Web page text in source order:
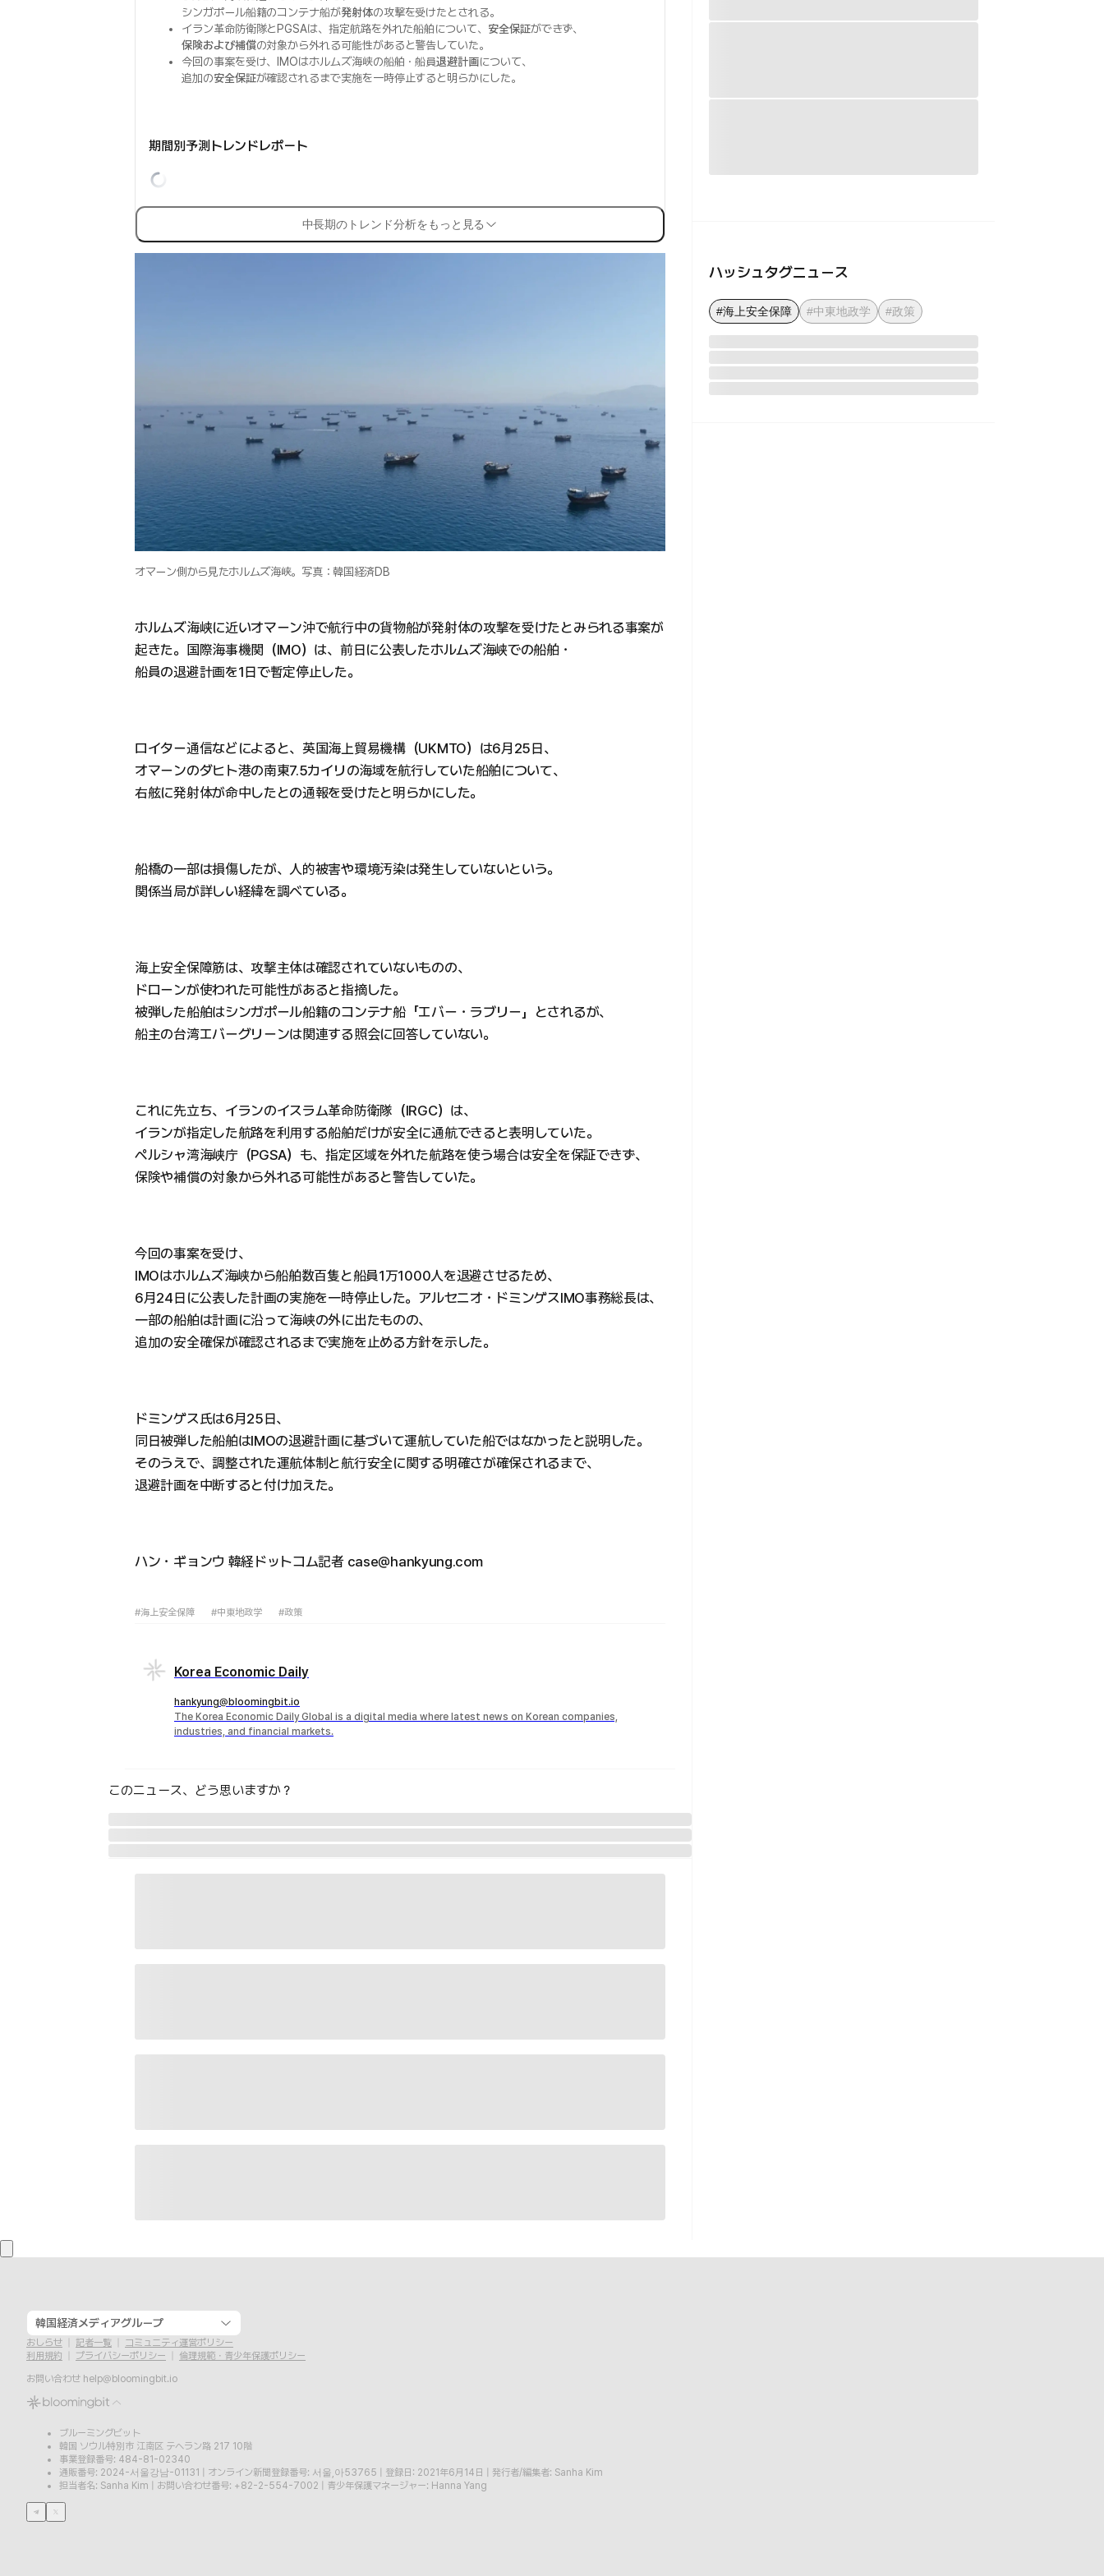
シンガポール船籍のコンテナ船が発射体の攻撃を受けたとされる。
イラン革命防衛隊とPGSAは、指定航路を外れた船舶について、 安全保証ができず、
保険および補償の対象から外れる可能性があると警告していた。
今回の事案を受け、IMOはホルムズ海峡の船舶・船員退避計画について、
追加の安全保証が確認されるまで実施を一時停止すると明らかにした。
期間別予測トレンドレポート
中長期のトレンド分析をもっと見る
オマーン側から見たホルムズ海峡。写真：韓国経済DB
ホルムズ海峡に近いオマーン沖で航行中の貨物船が発射体の攻撃を受けたとみられる事案が
起きた。国際海事機関（IMO）は、前日に公表したホルムズ海峡での船舶・
船員の退避計画を1日で暫定停止した。
ロイター通信などによると、英国海上貿易機構（UKMTO）は6月25日、
オマーンのダヒト港の南東7.5カイリの海域を航行していた船舶について、
右舷に発射体が命中したとの通報を受けたと明らかにした。
船橋の一部は損傷したが、人的被害や環境汚染は発生していないという。
関係当局が詳しい経緯を調べている。
海上安全保障筋は、攻撃主体は確認されていないものの、
ドローンが使われた可能性があると指摘した。
被弾した船舶はシンガポール船籍のコンテナ船「エバー・ラブリー」とされるが、
船主の台湾エバーグリーンは関連する照会に回答していない。
これに先立ち、イランのイスラム革命防衛隊（IRGC）は、
イランが指定した航路を利用する船舶だけが安全に通航できると表明していた。
ペルシャ湾海峡庁（PGSA）も、指定区域を外れた航路を使う場合は安全を保証できず、
保険や補償の対象から外れる可能性があると警告していた。
今回の事案を受け、
IMOはホルムズ海峡から船舶数百隻と船員1万1000人を退避させるため、
6月24日に公表した計画の実施を一時停止した。アルセニオ・ドミンゲスIMO事務総長は、
一部の船舶は計画に沿って海峡の外に出たものの、
追加の安全確保が確認されるまで実施を止める方針を示した。
ドミンゲス氏は6月25日、
同日被弾した船舶はIMOの退避計画に基づいて運航していた船ではなかったと説明した。
そのうえで、調整された運航体制と航行安全に関する明確さが確保されるまで、
退避計画を中断すると付け加えた。
ハン・ギョンウ 韓経ドットコム記者 case@hankyung.com
#海上安全保障 #中東地政学 #政策
Korea Economic Daily
hankyung@bloomingbit.io
The Korea Economic Daily Global is a digital media where latest news on Korean companies,
industries, and financial markets.
このニュース、どう思いますか？
ハッシュタグニュース
#海上安全保障 #中東地政学 #政策
韓国経済メディアグループ
おしらせ 記者一覧
コミュニティ運営ポリシー
利用規約
プライバシーポリシー
倫理規範・青少年保護ポリシー
お問い合わせ help@bloomingbit.io
ブルーミングビット
韓国 ソウル特別市 江南区 テヘラン路 217 10階
事業登録番号: 484-81-02340
通販番号: 2024-서울강남-01131
オンライン新聞登録番号: 서울,아53765 登録日: 2021年6月14日
発行者/編集者: Sanha Kim
担当者名: Sanha Kim
お問い合わせ番号: +82-2-554-7002 青少年保護マネージャー: Hanna Yang